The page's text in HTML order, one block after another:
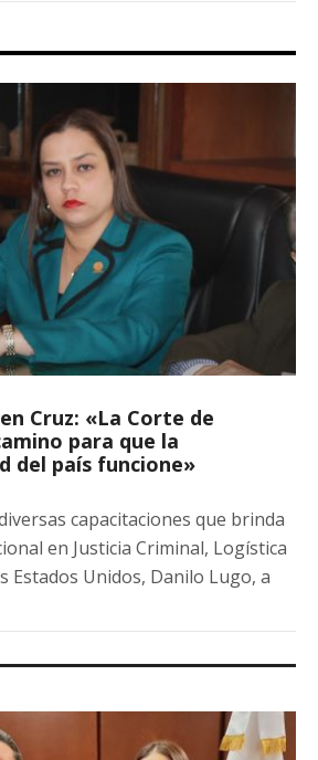
Cruz: «La Corte de
para que la
del país funcione»
capacitaciones que brinda
en Justicia Criminal, Logística
Estados Unidos, Danilo Lugo, a